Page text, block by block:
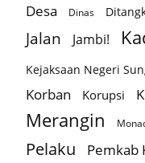
Desa Dinas
Jalan Jambi!
Kejaksaan Negeri
Korban Korupsi
Merangin
Pelaku Pemkab